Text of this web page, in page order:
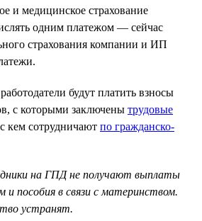
и медицинское страхование
одним платежом — сейчас
страхования компании и ИП
работодатели будут платить взносы
с которыми заключены трудовые
кем сотрудничают по гражданско-
на ГПД не получают выплаты
и пособия в связи с материнством.
устранят.